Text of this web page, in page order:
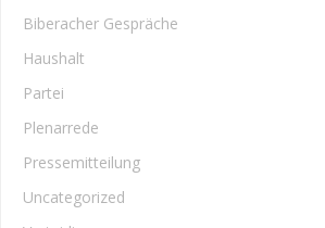
Biberacher Gespräche
Haushalt
Partei
Plenarrede
Pressemitteilung
Uncategorized